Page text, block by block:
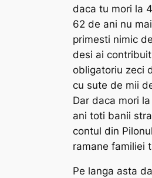
daca tu mori la
62 de ani nu mai
primesti nimic
desi ai contribuit
obligatoriu zeci
cu sute de mii
Dar daca mori
ani toti banii
contul din
ramane familiei
Pe langa asta